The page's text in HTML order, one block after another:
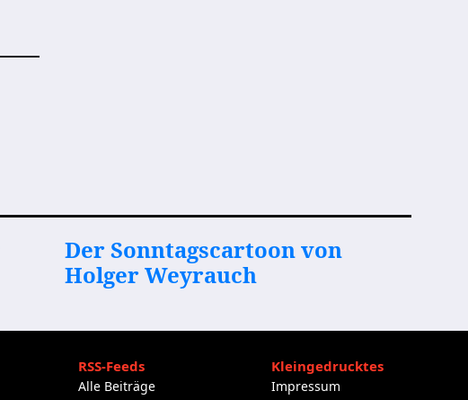
Der Sonntagscartoon von
Holger Weyrauch
RSS-Feeds
Alle Beiträge
Kleingedrucktes
Impressum